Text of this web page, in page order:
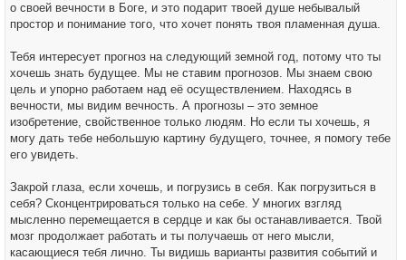
о своей вечности в Боге, и это подарит твоей душе небывалый
простор и понимание того, что хочет понять твоя пламенная душа.
Тебя интересует прогноз на следующий земной год, потому что ты
хочешь знать будущее. Мы не ставим прогнозов. Мы знаем свою
цель и упорно работаем над её осуществлением. Находясь в
вечности, мы видим вечность. А прогнозы – это земное
изобретение, свойственное только людям. Но если ты хочешь, я
могу дать тебе небольшую картину будущего, точнее, я помогу тебе
его увидеть.
Закрой глаза, если хочешь, и погрузись в себя. Как погрузиться в
себя? Сконцентрироваться только на себе. У многих взгляд
мысленно перемещается в сердце и как бы останавливается. Твой
мозг продолжает работать и ты получаешь от него мысли,
касающиеся тебя лично. Ты видишь варианты развития событий и